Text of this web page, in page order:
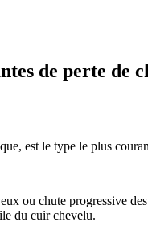
de perte de
est le type le plus
ou chute progressive
du cuir chevelu.